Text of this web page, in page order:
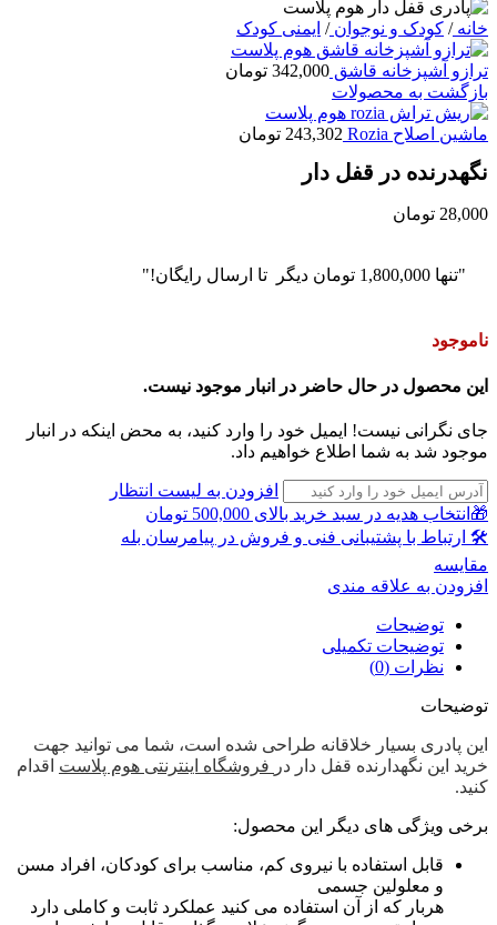
خانه/ کودک و نوجوان/ ایمنی کودک
ترازو آشپزخانه قاشق 342,000 تومان
بازگشت به محصولات
ماشین اصلاح Rozia 243,302 تومان
نگهدرنده در قفل دار
28,000 تومان
"تنها 1,800,000 تومان دیگر تا ارسال رایگان!"
ناموجود
این محصول در حال حاضر در انبار موجود نیست.
جای نگرانی نیست! ایمیل خود را وارد کنید، به محض اینکه در انبار
موجود شد به شما اطلاع خواهیم داد.
افزودن به لیست انتظار
🎁انتخاب هدیه در سبد خرید بالای 500,000 تومان
🛠 ارتباط با پشتیبانی فنی و فروش در پیامرسان بله
مقايسه
افزودن به علاقه مندی
توضیحات
توضیحات تکمیلی
نظرات (0)
توضیحات
این پادری بسیار خلاقانه طراحی شده است، شما می توانید جهت
خرید این نگهدارنده قفل دار در فروشگاه اینترنتی هوم پلاست اقدام
کنید.
برخی ویژگی های دیگر این محصول:
قابل استفاده با نیروی کم، مناسب برای کودکان، افراد مسن
و معلولین جسمی
هربار که از آن استفاده می کنید عملکرد ثابت و کاملی دارد